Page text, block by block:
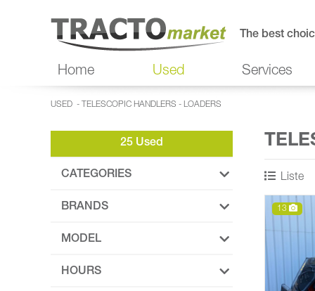
The best
Home Used Services
USED - TELESCOPIC HANDLERS - LOADERS
25 Used
CATEGORIES
BRANDS
MODEL
HOURS
Liste
13